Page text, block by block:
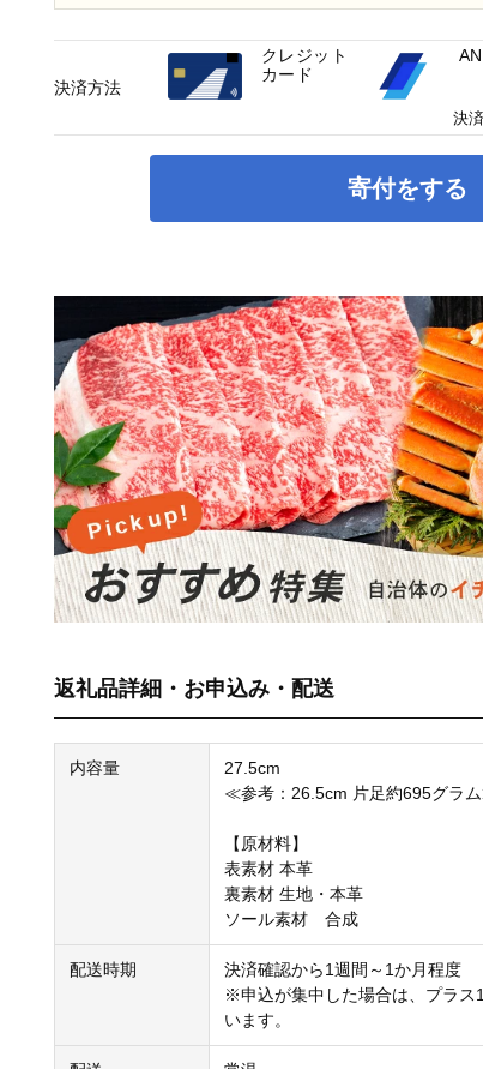
寄付をする
返礼品詳細・お申込み・配送
内容量
27.5cm
≪参考：26.5cm 片足約695グラ
【原材料】
表素材 本革
裏素材 生地・本革
ソール素材 合成
配送時期
決済確認から1週間～1か月程度
※申込が集中した場合は、プラス
います。
決済方法
クレジット
カード
決